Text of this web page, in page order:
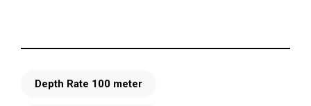
Depth Rate 100 meter